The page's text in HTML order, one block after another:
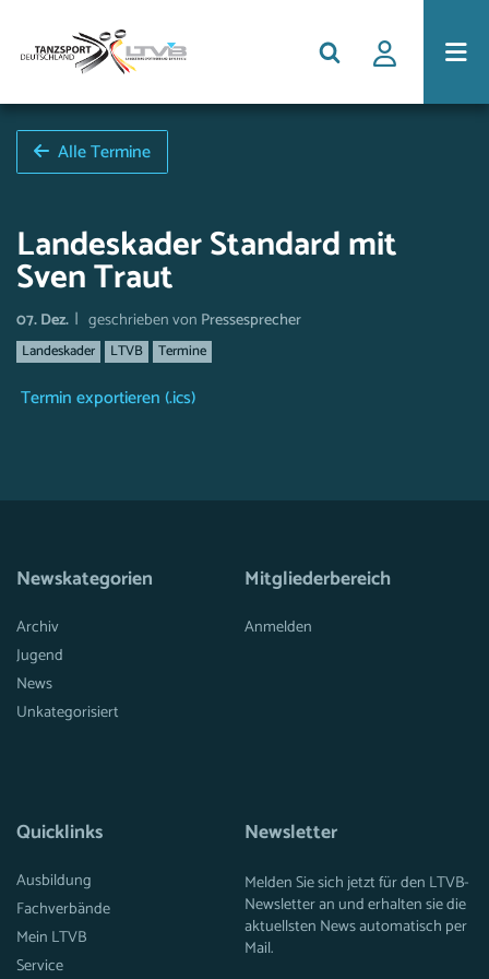
Alle Termine
Landeskader Standard mit
Sven Traut
07. Dez. | geschrieben von Pressesprecher
Landeskader LTVB Termine
Termin exportieren (.ics)
Newskategorien
Archiv
Jugend
News
Unkategorisiert
Mitgliederbereich
Anmelden
Quicklinks
Ausbildung
Fachverbände
Mein LTVB
Service
Newsletter
Melden Sie sich jetzt für den LTVB-
Newsletter an und erhalten sie die
aktuellsten News automatisch per
Mail.